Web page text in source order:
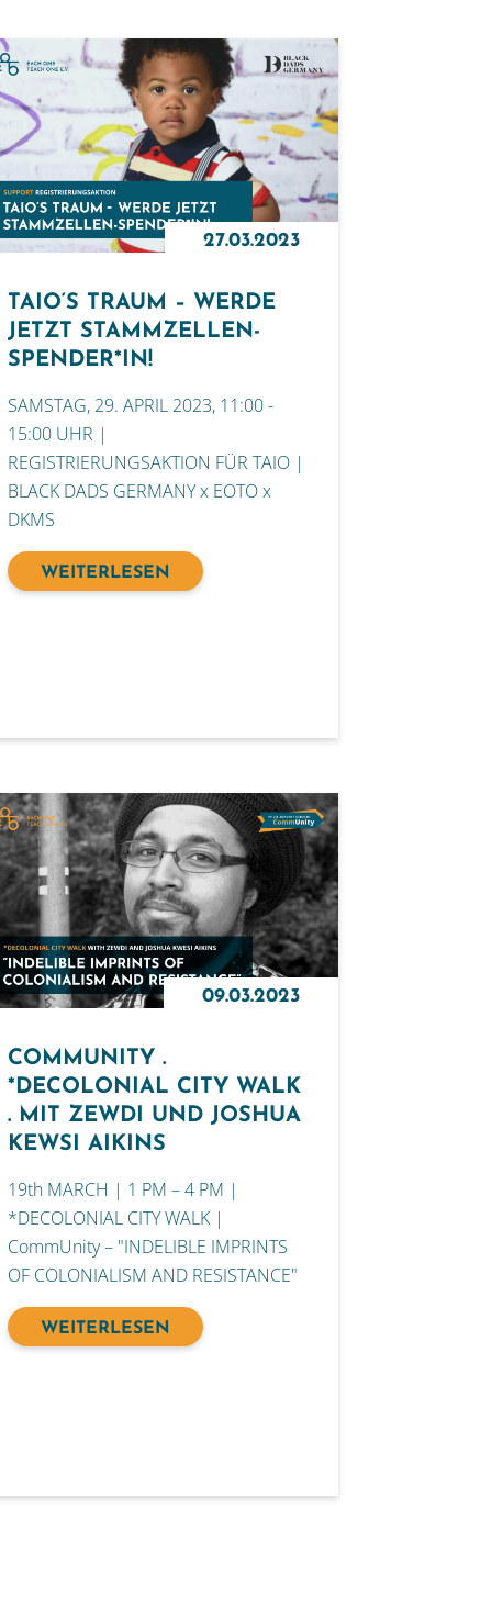
27.03.2023
TAIO‘S TRAUM – WERDE
JETZT STAMMZELLEN-
SPENDER*IN!
SAMSTAG, 29. APRIL 2023, 11:00 -
15:00 UHR |
REGISTRIERUNGSAKTION FÜR TAIO |
BLACK DADS GERMANY x EOTO x
DKMS
WEITERLESEN
09.03.2023
COMMUNITY .
*DECOLONIAL CITY WALK
. MIT ZEWDI UND JOSHUA
KEWSI AIKINS
19th MARCH | 1 PM – 4 PM |
*DECOLONIAL CITY WALK |
CommUnity – "INDELIBLE IMPRINTS
OF COLONIALISM AND RESISTANCE"
WEITERLESEN